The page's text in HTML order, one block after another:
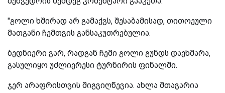
"გოლი ხშირად არ გამაქვს, შესაბამისად, თითოეული
მათგანი ჩემთვის განსაკუთრებულია.
ბედნიერი ვარ, რადგან ჩემი გოლი გუნდს დაეხმარა,
გასულიყო უძლიერესი ტურნირის ფინალში.
ჯერ არაფრისთვის მიგვიღწევია. ახლა მთავარია